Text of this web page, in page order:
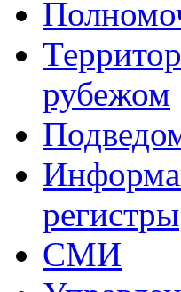
рубежом
регистры
СМИ